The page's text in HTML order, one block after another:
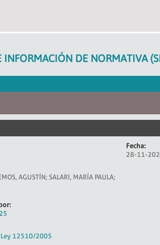
INFORMACIÓN DE NORMATIVA
Fecha:
28-11-
AGUSTÍN; SALARI, MARÍA PAULA;
Ley 12510/2005